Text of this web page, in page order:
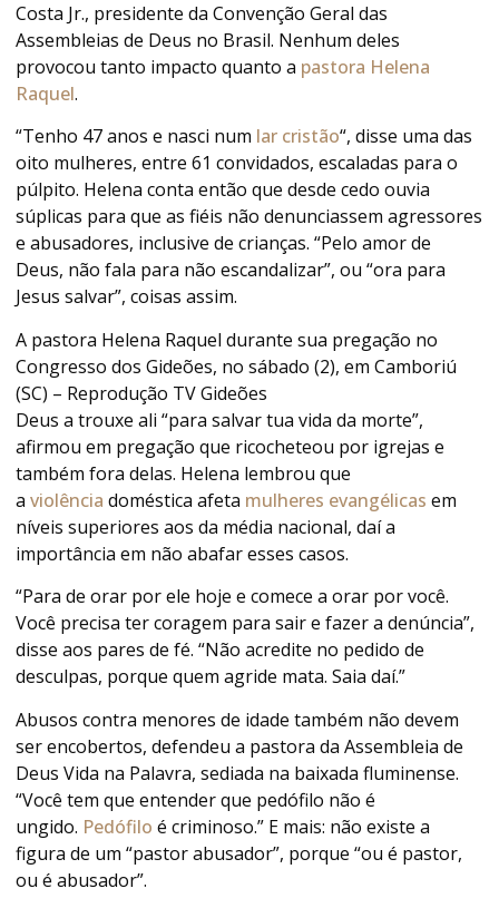
Costa Jr., presidente da Convenção Geral das
Assembleias de Deus no Brasil. Nenhum deles
provocou tanto impacto quanto a pastora Helena
Raquel.
“Tenho 47 anos e nasci num lar cristão“, disse uma das
oito mulheres, entre 61 convidados, escaladas para o
púlpito. Helena conta então que desde cedo ouvia
súplicas para que as fiéis não denunciassem agressores
e abusadores, inclusive de crianças. “Pelo amor de
Deus, não fala para não escandalizar”, ou “ora para
Jesus salvar”, coisas assim.
A pastora Helena Raquel durante sua pregação no
Congresso dos Gideões, no sábado (2), em Camboriú
(SC) – Reprodução TV Gideões
Deus a trouxe ali “para salvar tua vida da morte”,
afirmou em pregação que ricocheteou por igrejas e
também fora delas. Helena lembrou que
aviolência doméstica afeta mulheres evangélicas em
níveis superiores aos da média nacional, daí a
importância em não abafar esses casos.
“Para de orar por ele hoje e comece a orar por você.
Você precisa ter coragem para sair e fazer a denúncia”,
disse aos pares de fé. “Não acredite no pedido de
desculpas, porque quem agride mata. Saia daí.”
Abusos contra menores de idade também não devem
ser encobertos, defendeu a pastora da Assembleia de
Deus Vida na Palavra, sediada na baixada fluminense.
“Você tem que entender que pedófilo não é
ungido. Pedófiloé criminoso.” E mais: não existe a
figura de um “pastor abusador”, porque “ou é pastor,
ou é abusador”.